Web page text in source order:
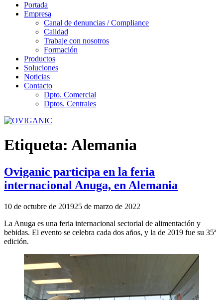
Portada
Empresa
Canal de denuncias / Compliance
Calidad
Trabaje con nosotros
Formación
Productos
Soluciones
Noticias
Contacto
Dpto. Comercial
Dptos. Centrales
Etiqueta: Alemania
Oviganic participa en la feria
internacional Anuga, en Alemania
Publicado
10 de octubre de 201925 de marzo de 2022
La Anuga es una feria internacional sectorial de alimentación y
bebidas. El evento se celebra cada dos años, y la de 2019 fue su 35ª
edición.